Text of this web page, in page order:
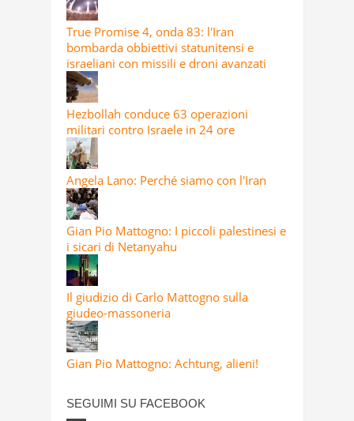
True Promise 4, onda 83: l'Iran
bombarda obbiettivi statunitensi e
israeliani con missili e droni avanzati
Hezbollah conduce 63 operazioni
militari contro Israele in 24 ore
Angela Lano: Perché siamo con l'Iran
Gian Pio Mattogno: I piccoli palestinesi e
i sicari di Netanyahu
Il giudizio di Carlo Mattogno sulla
giudeo-massoneria
Gian Pio Mattogno: Achtung, alieni!
SEGUIMI SU FACEBOOK